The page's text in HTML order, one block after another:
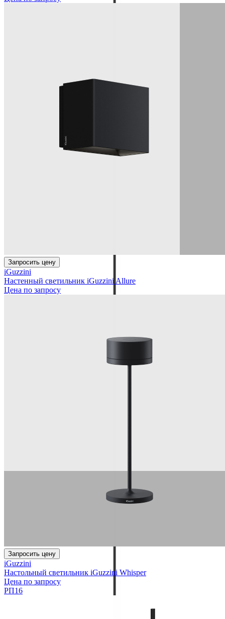
Запросить цену
iGuzzini
Настенный светильник iGuzzini Allure
Цена по запросу
Запросить цену
iGuzzini
Настольный светильник iGuzzini Whisper
Цена по запросу
РП16